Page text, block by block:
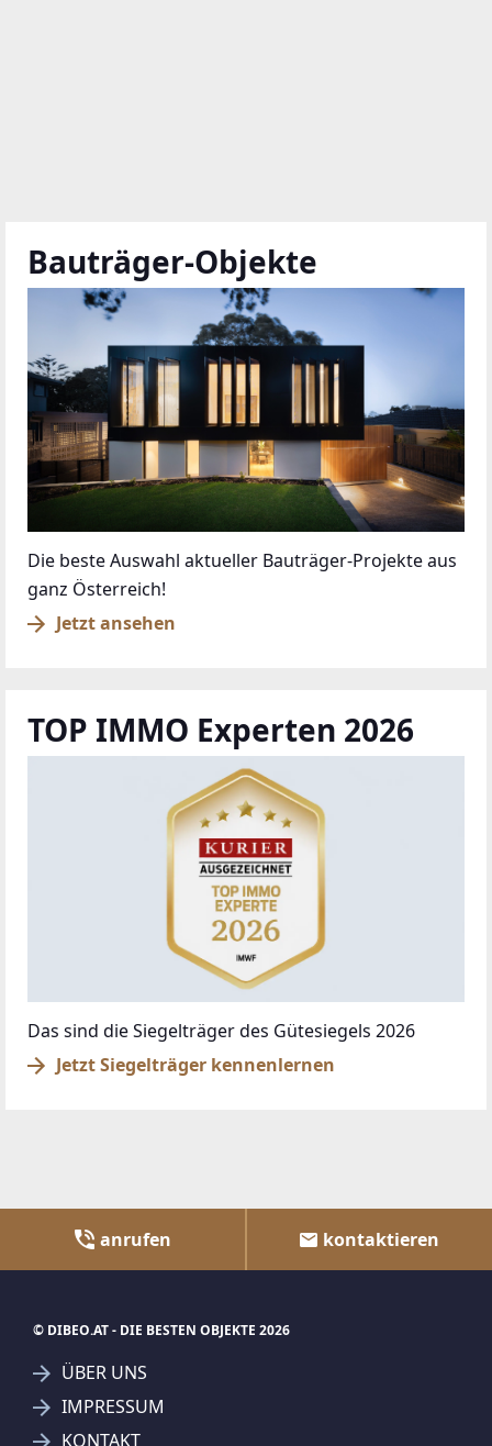
Bauträger-Objekte
Die beste Auswahl aktueller Bauträger-Projekte aus
ganz Österreich!
Jetzt ansehen
TOP IMMO Experten 2026
Das sind die Siegelträger des Gütesiegels 2026
Jetzt Siegelträger kennenlernen
anrufen kontaktieren
© DIBEO.AT - DIE BESTEN OBJEKTE 2026
ÜBER UNS
IMPRESSUM
KONTAKT